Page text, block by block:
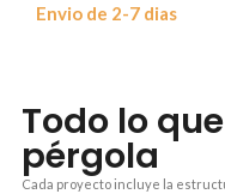
Envio de 2-7 dias
Todo lo
pérgola
Cada proyecto incluye la